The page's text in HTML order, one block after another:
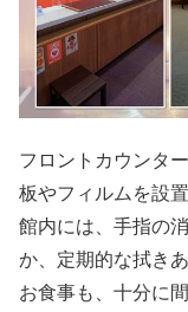
フロントカウンタ
板やフィルムを設
館内には、手指の
か、定期的な拭き
お食事も、十分に